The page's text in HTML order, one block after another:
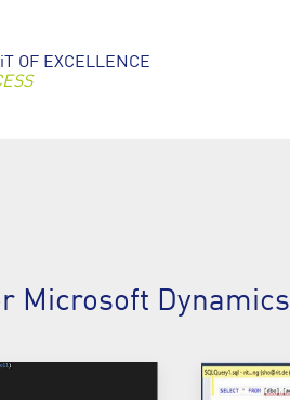
OF EXCELLENCE
Microsoft Dynamics